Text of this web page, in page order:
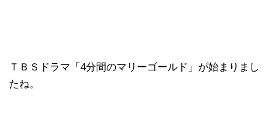
ＴＢＳドラマ「4分間のマリーゴールド」が始まりまし
たね。